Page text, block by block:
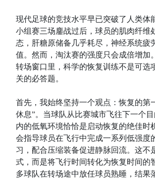
现代足球的竞技水平早已突破了人类体
小组赛三场鏖战过后，球员的肌肉纤维
态，肝糖原储备几乎耗尽，神经系统疲
值。然而，淘汰赛的强度只会成倍增加
转场窗口里，科学的恢复训练不是可选
关的必答题。
首先，我始终坚持一个观点：恢复的第
休息”。当球队从比赛城市飞往下一个
内的低氧环境恰恰是启动恢复的绝佳时
会指导球员在飞行中完成一系列低强度
习，配合压缩装备促进静脉回流。这不
式，而是将飞行时间转化为恢复时间的
多球队在转场途中放任球员熟睡，结果